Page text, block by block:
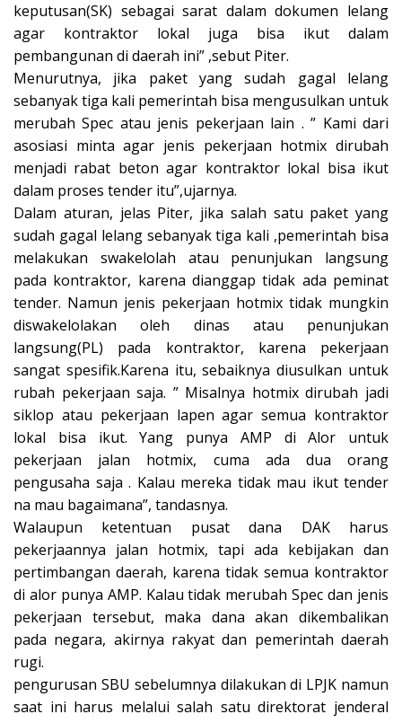
keputusan(SK) sebagai sarat dalam dokumen lelang
agar kontraktor lokal juga bisa ikut dalam
pembangunan di daerah ini” ,sebut Piter.
Menurutnya, jika paket yang sudah gagal lelang
sebanyak tiga kali pemerintah bisa mengusulkan untuk
merubah Spec atau jenis pekerjaan lain . ” Kami dari
asosiasi minta agar jenis pekerjaan hotmix dirubah
menjadi rabat beton agar kontraktor lokal bisa ikut
dalam proses tender itu”,ujarnya.
Dalam aturan, jelas Piter, jika salah satu paket yang
sudah gagal lelang sebanyak tiga kali ,pemerintah bisa
melakukan swakelolah atau penunjukan langsung
pada kontraktor, karena dianggap tidak ada peminat
tender. Namun jenis pekerjaan hotmix tidak mungkin
diswakelolakan oleh dinas atau penunjukan
langsung(PL) pada kontraktor, karena pekerjaan
sangat spesifik.Karena itu, sebaiknya diusulkan untuk
rubah pekerjaan saja. ” Misalnya hotmix dirubah jadi
siklop atau pekerjaan lapen agar semua kontraktor
lokal bisa ikut. Yang punya AMP di Alor untuk
pekerjaan jalan hotmix, cuma ada dua orang
pengusaha saja . Kalau mereka tidak mau ikut tender
na mau bagaimana”, tandasnya.
Walaupun ketentuan pusat dana DAK harus
pekerjaannya jalan hotmix, tapi ada kebijakan dan
pertimbangan daerah, karena tidak semua kontraktor
di alor punya AMP. Kalau tidak merubah Spec dan jenis
pekerjaan tersebut, maka dana akan dikembalikan
pada negara, akirnya rakyat dan pemerintah daerah
rugi.
pengurusan SBU sebelumnya dilakukan di LPJK namun
saat ini harus melalui salah satu direktorat jenderal